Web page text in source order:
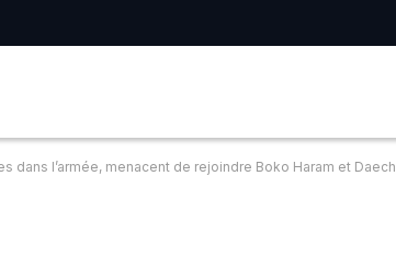
dans l’armée, menacent de rejoindre Boko Haram et Daech